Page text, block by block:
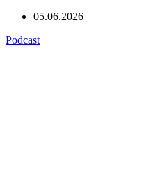
05.06.2026
Podcast